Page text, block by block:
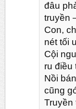
đâu
truyền
Con,
nét tối
Cội
ru điều
Nồi
cũng
Truyền